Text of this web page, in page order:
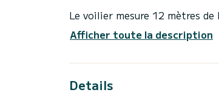
Le voilier mesure 12 mètres
équipements suivants : Pilote
Afficher toute la description
Details